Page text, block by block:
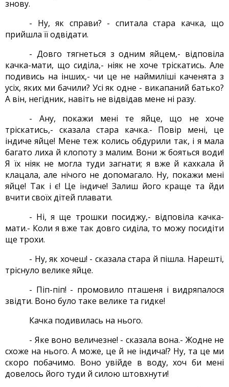
знову.
- Ну, як справи? - спитала стара качка, що
прийшла її одвідати.
- Довго тягнеться з одним яйцем,- відповіла
качка-мати, що сиділа,- ніяк не хоче тріскатись. Але
подивись на інших,- чи це не наймиліші каченята з
усіх, яких ми бачили? Усі як одне - викапаний батько?
А він, негідник, навіть не відвідав мене ні разу.
- Ану, покажи мені те яйце, що не хоче
тріскатись,- сказала стара качка.- Повір мені, це
індиче яйце! Мене теж колись обдурили так, і я мала
багато лиха й клопоту з малим. Вони ж бояться води!
Я їх ніяк не могла туди загнати; я вже й кахкала й
клацала, але нічого не допомагало. Ну, покажи мені
яйце! Так і є! Це індиче! Залиш його краще та йди
вчити своїх дітей плавати.
- Ні, я ще трошки посиджу,- відповіла качка-
мати.- Коли я вже так довго сиділа, то можу посидіти
ще трохи.
- Ну, як хочеш! - сказала стара й пішла. Нарешті,
тріснуло велике яйце.
- Піп-піп! - промовило пташеня і видряпалося
звідти. Воно було таке велике та гидке!
Качка подивилась на нього.
- Яке воно величезне! - сказала вона.- Жодне не
схоже на нього. А може, це й не індича!? Ну, та це ми
скоро побачимо. Воно увійде в воду, хоч би мені
довелось його туди й силою штовхнути!